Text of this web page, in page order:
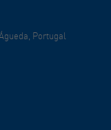
Portugal